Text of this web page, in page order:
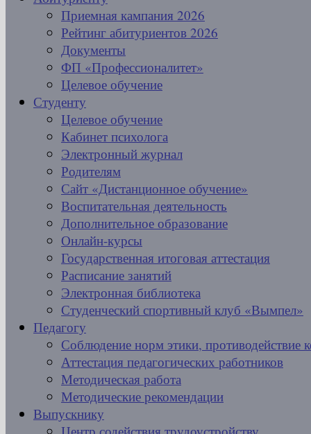
Приемная кампания 2026
Рейтинг абитуриентов 2026
Документы
ФП «Профессионалитет»
Целевое обучение
Студенту
Целевое обучение
Кабинет психолога
Электронный журнал
Родителям
Сайт «Дистанционное обучение»
Воспитательная деятельность
Дополнительное образование
Онлайн-курсы
Государственная итоговая аттестация
Расписание занятий
Электронная библиотека
Студенческий спортивный клуб «Вымпел»
Педагогу
Соблюдение норм этики, противодействие
Аттестация педагогических работников
Методическая работа
Методические рекомендации
Выпускнику